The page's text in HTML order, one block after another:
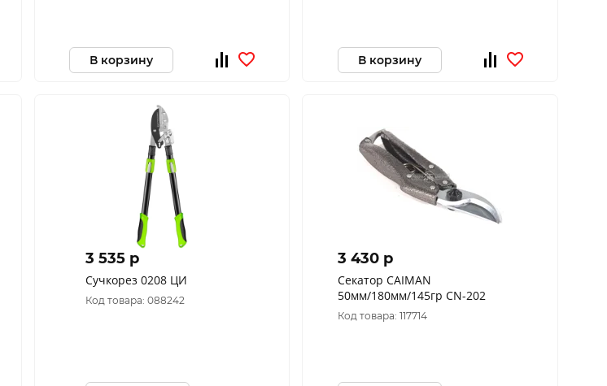
В корзину В корзину
3 535 p
Сучкорез 0208 ЦИ
Код товара: 088242
3 430 p
Секатор CAIMAN
50мм/180мм/145гр СN-202
Код товара: 117714